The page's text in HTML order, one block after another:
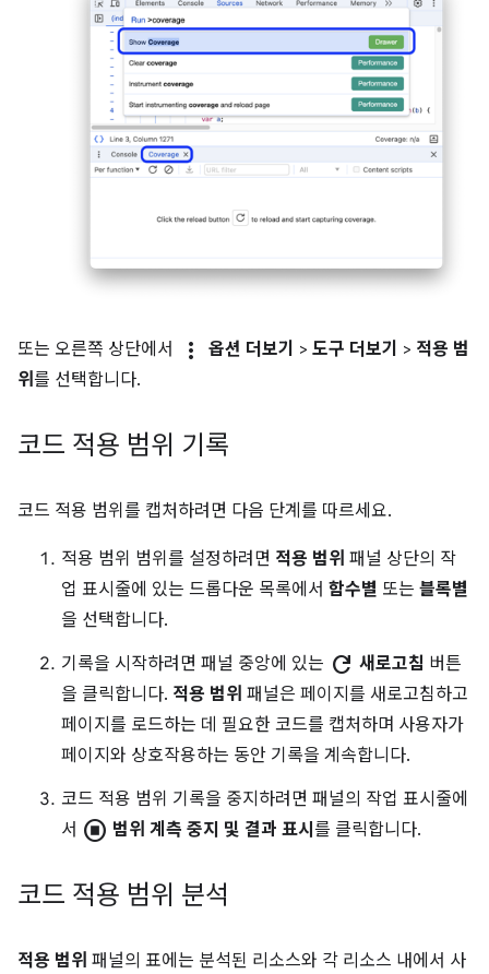
또는 오른쪽 상단에서 more_vert 옵션 더보기 > 도구 더보기 > 적용 범
위 를 선택합니다.
코드 적용 범위 기록
코드 적용 범위를 캡처하려면 다음 단계를 따르세요.
적용 범위 범위를 설정하려면 적용 범위 패널 상단의 작
업 표시줄에 있는 드롭다운 목록에서 함수별 또는 블록별
을 선택합니다.
기록을 시작하려면 패널 중앙에 있는 refresh 새로고침 버튼
을 클릭합니다. 적용 범위 패널은 페이지를 새로고침하고
페이지를 로드하는 데 필요한 코드를 캡처하며 사용자가
페이지와 상호작용하는 동안 기록을 계속합니다.
코드 적용 범위 기록을 중지하려면 패널의 작업 표시줄에
서 stop_circle 범위 계측 중지 및 결과 표시 를 클릭합니다.
코드 적용 범위 분석
적용 범위 패널의 표에는 분석된 리소스와 각 리소스 내에서 사